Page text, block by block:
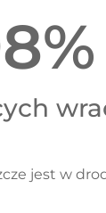
%
jest w